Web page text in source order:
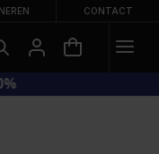
CONTACT
20%